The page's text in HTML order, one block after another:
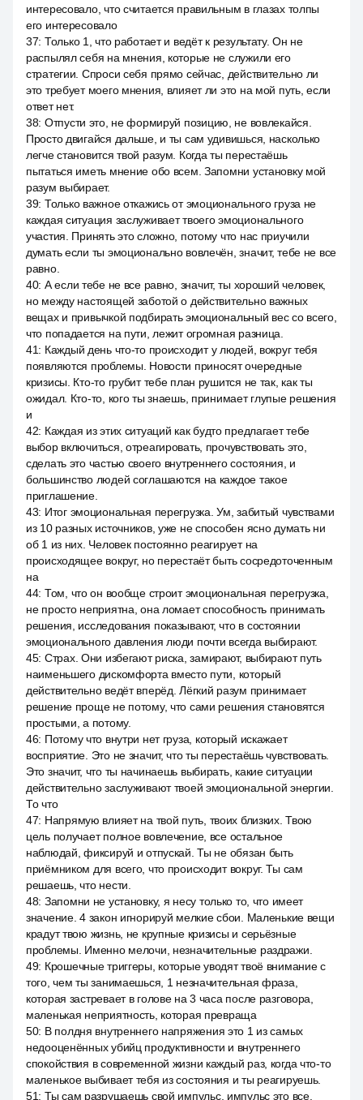
интересовало, что считается правильным в глазах толпы
его интересовало
37: Только 1, что работает и ведёт к результату. Он не
распылял себя на мнения, которые не служили его
стратегии. Спроси себя прямо сейчас, действительно ли
это требует моего мнения, влияет ли это на мой путь, если
ответ нет.
38: Отпусти это, не формируй позицию, не вовлекайся.
Просто двигайся дальше, и ты сам удивишься, насколько
легче становится твой разум. Когда ты перестаёшь
пытаться иметь мнение обо всем. Запомни установку мой
разум выбирает.
39: Только важное откажись от эмоционального груза не
каждая ситуация заслуживает твоего эмоционального
участия. Принять это сложно, потому что нас приучили
думать если ты эмоционально вовлечён, значит, тебе не все
равно.
40: А если тебе не все равно, значит, ты хороший человек,
но между настоящей заботой о действительно важных
вещах и привычкой подбирать эмоциональный вес со всего,
что попадается на пути, лежит огромная разница.
41: Каждый день что-то происходит у людей, вокруг тебя
появляются проблемы. Новости приносят очередные
кризисы. Кто-то грубит тебе план рушится не так, как ты
ожидал. Кто-то, кого ты знаешь, принимает глупые решения
и
42: Каждая из этих ситуаций как будто предлагает тебе
выбор включиться, отреагировать, прочувствовать это,
сделать это частью своего внутреннего состояния, и
большинство людей соглашаются на каждое такое
приглашение.
43: Итог эмоциональная перегрузка. Ум, забитый чувствами
из 10 разных источников, уже не способен ясно думать ни
об 1 из них. Человек постоянно реагирует на
происходящее вокруг, но перестаёт быть сосредоточенным
на
44: Том, что он вообще строит эмоциональная перегрузка,
не просто неприятна, она ломает способность принимать
решения, исследования показывают, что в состоянии
эмоционального давления люди почти всегда выбирают.
45: Страх. Они избегают риска, замирают, выбирают путь
наименьшего дискомфорта вместо пути, который
действительно ведёт вперёд. Лёгкий разум принимает
решение проще не потому, что сами решения становятся
простыми, а потому.
46: Потому что внутри нет груза, который искажает
восприятие. Это не значит, что ты перестаёшь чувствовать.
Это значит, что ты начинаешь выбирать, какие ситуации
действительно заслуживают твоей эмоциональной энергии.
То что
47: Напрямую влияет на твой путь, твоих близких. Твою
цель получает полное вовлечение, все остальное
наблюдай, фиксируй и отпускай. Ты не обязан быть
приёмником для всего, что происходит вокруг. Ты сам
решаешь, что нести.
48: Запомни не установку, я несу только то, что имеет
значение. 4 закон игнорируй мелкие сбои. Маленькие вещи
крадут твою жизнь, не крупные кризисы и серьёзные
проблемы. Именно мелочи, незначительные раздражи.
49: Крошечные триггеры, которые уводят твоё внимание с
того, чем ты занимаешься, 1 незначительная фраза,
которая застревает в голове на 3 часа после разговора,
маленькая неприятность, которая превраща
50: В полдня внутреннего напряжения это 1 из самых
недооценённых убийц продуктивности и внутреннего
спокойствия в современной жизни каждый раз, когда что-то
маленькое выбивает тебя из состояния и ты реагируешь.
51: Ты сам разрушаешь свой импульс, импульс это все.